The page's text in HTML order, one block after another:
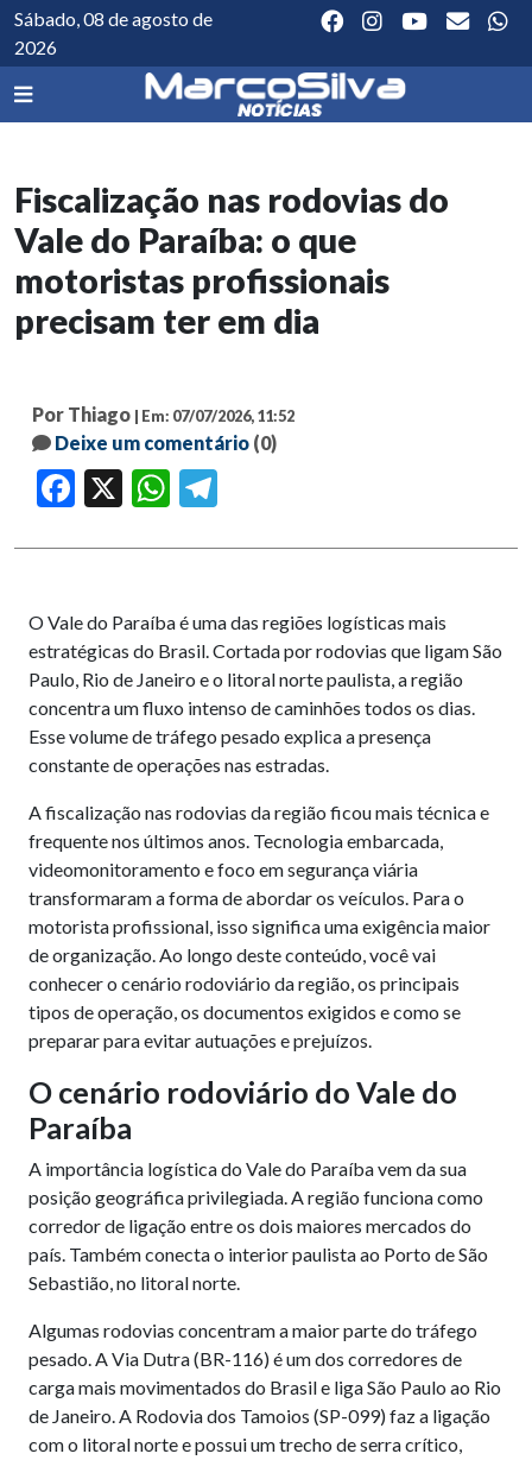
Sábado, 08 de agosto de
2026
Fiscalização nas rodovias do
Vale do Paraíba: o que
motoristas profissionais
precisam ter em dia
Por Thiago | Em: 07/07/2026, 11:52
Deixe um comentário (0)
Facebook WhatsApp
O Vale do Paraíba é uma das regiões logísticas mais
estratégicas do Brasil. Cortada por rodovias que ligam São
Paulo, Rio de Janeiro e o litoral norte paulista, a região
concentra um fluxo intenso de caminhões todos os dias.
Esse volume de tráfego pesado explica a presença
constante de operações nas estradas.
A fiscalização nas rodovias da região ficou mais técnica e
frequente nos últimos anos. Tecnologia embarcada,
videomonitoramento e foco em segurança viária
transformaram a forma de abordar os veículos. Para o
motorista profissional, isso significa uma exigência maior
de organização. Ao longo deste conteúdo, você vai
conhecer o cenário rodoviário da região, os principais
tipos de operação, os documentos exigidos e como se
preparar para evitar autuações e prejuízos.
O cenário rodoviário do Vale do
Paraíba
A importância logística do Vale do Paraíba vem da sua
posição geográfica privilegiada. A região funciona como
corredor de ligação entre os dois maiores mercados do
país. Também conecta o interior paulista ao Porto de São
Sebastião, no litoral norte.
Algumas rodovias concentram a maior parte do tráfego
pesado. A Via Dutra (BR-116) é um dos corredores de
carga mais movimentados do Brasil e liga São Paulo ao Rio
de Janeiro. A Rodovia dos Tamoios (SP-099) faz a ligação
com o litoral norte e possui um trecho de serra crítico,